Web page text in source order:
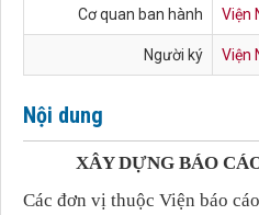
Cơ quan ban hành Viện
Người ký Viện
Nội dung
XÂY DỰNG BÁO
Các đơn vị thuộc Viện báo